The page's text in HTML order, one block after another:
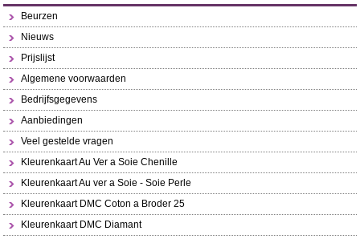
Beurzen
Nieuws
Prijslijst
Algemene voorwaarden
Bedrijfsgegevens
Aanbiedingen
Veel gestelde vragen
Kleurenkaart Au Ver a Soie Chenille
Kleurenkaart Au ver a Soie - Soie Perle
Kleurenkaart DMC Coton a Broder 25
Kleurenkaart DMC Diamant